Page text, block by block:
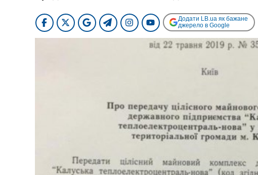
Додати LB.ua як бажане
джерело в Google